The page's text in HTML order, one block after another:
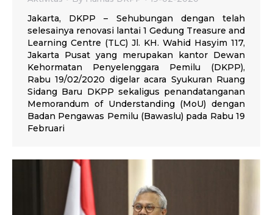
Jakarta, DKPP – Sehubungan dengan telah
selesainya renovasi lantai 1 Gedung Treasure and
Learning Centre (TLC) Jl. KH. Wahid Hasyim 117,
Jakarta Pusat yang merupakan kantor Dewan
Kehormatan Penyelenggara Pemilu (DKPP),
Rabu 19/02/2020 digelar acara Syukuran Ruang
Sidang Baru DKPP sekaligus penandatanganan
Memorandum of Understanding (MoU) dengan
Badan Pengawas Pemilu (Bawaslu) pada Rabu 19
Februari